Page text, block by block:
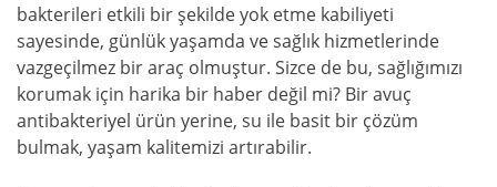
bakterileri etkili bir şekilde yok etme kabiliyeti
sayesinde, günlük yaşamda ve sağlık hizmetlerinde
vazgeçilmez bir araç olmuştur. Sizce de bu, sağlığımızı
korumak için harika bir haber değil mi? Bir avuç
antibakteriyel ürün yerine, su ile basit bir çözüm
bulmak, yaşam kalitemizi artırabilir.